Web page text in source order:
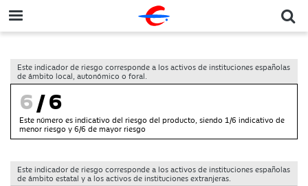
Este indicador de riesgo corresponde a los activos de instituciones españolas
de ámbito local, autonómico o foral.
6/6
Este número es indicativo del riesgo del producto, siendo 1/6 indicativo de
menor riesgo y 6/6 de mayor riesgo
Este indicador de riesgo corresponde a los activos de instituciones españolas
de ámbito estatal y a los activos de instituciones extranjeras.